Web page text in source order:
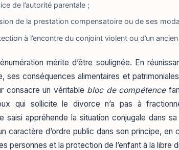
de l’autorité parentale ;
de la prestation compensatoire ou de ses
à l’encontre du conjoint violent ou d’un
mérite d’être soulignée. En
ses conséquences alimentaires et
consacre un véritable bloc de compétence
qui sollicite le divorce n’a pas à
saisi appréhende la situation conjugale dans
caractère d’ordre public dans son principe, en
personnes et la protection de l’enfant à la libre